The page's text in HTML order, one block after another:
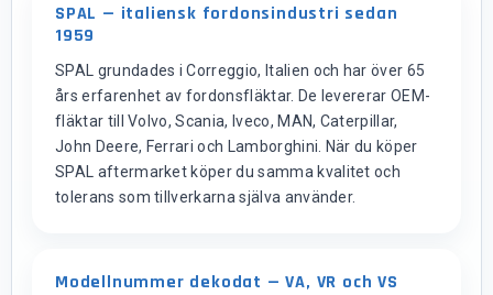
SPAL — italiensk fordonsindustri sedan
1959
SPAL grundades i Correggio, Italien och har över 65
års erfarenhet av fordonsfläktar. De levererar OEM-
fläktar till Volvo, Scania, Iveco, MAN, Caterpillar,
John Deere, Ferrari och Lamborghini. När du köper
SPAL aftermarket köper du samma kvalitet och
tolerans som tillverkarna själva använder.
Modellnummer dekodat — VA, VR och VS